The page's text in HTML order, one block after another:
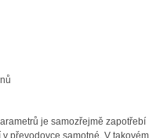
je samozřejmě zapotřebí
převodovce samotné. V takovém